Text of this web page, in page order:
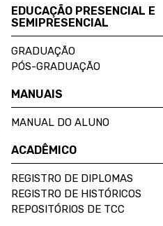
EDUCAÇÃO PRESENCIAL E
SEMIPRESENCIAL
GRADUAÇÃO
PÓS-GRADUAÇÃO
MANUAIS
MANUAL DO ALUNO
ACADÊMICO
REGISTRO DE DIPLOMAS
REGISTRO DE HISTÓRICOS
REPOSITÓRIOS DE TCC